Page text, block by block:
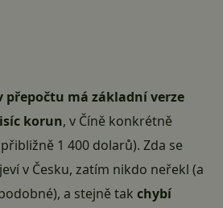
přepočtu má základní verze
korun, v Číně konkrétně
1 400 dolarů). Zda se
v Česku, zatím nikdo neřekl (a
a stejně tak chybí